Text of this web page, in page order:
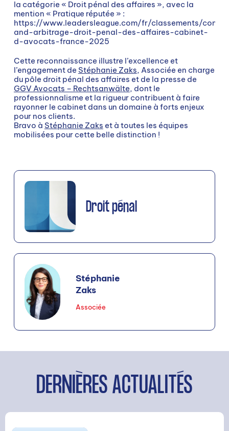
la catégorie « Droit pénal des affaires », avec la
mention « Pratique réputée » :
https://www.leadersleague.com/fr/classements/
and-arbitrage-droit-penal-des-affaires-cabinet-
d-avocats-france-2025
Cette reconnaissance illustre l’excellence et
l’engagement de Stéphanie Zaks, Associée en charge
du pôle droit pénal des affaires et de la presse de
GGV Avocats – Rechtsanwälte, dont le
professionnalisme et la rigueur contribuent à faire
rayonner le cabinet dans un domaine à forts enjeux
pour nos clients.
Bravo à Stéphanie Zaks et à toutes les équipes
mobilisées pour cette belle distinction !
Droit pénal
Stéphanie
Zaks
Associée
DERNIÈRES ACTUALITÉS